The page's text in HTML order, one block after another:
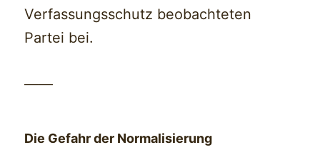
Verfassungsschutz beobachteten
Partei bei.
——
Die Gefahr der Normalisierung